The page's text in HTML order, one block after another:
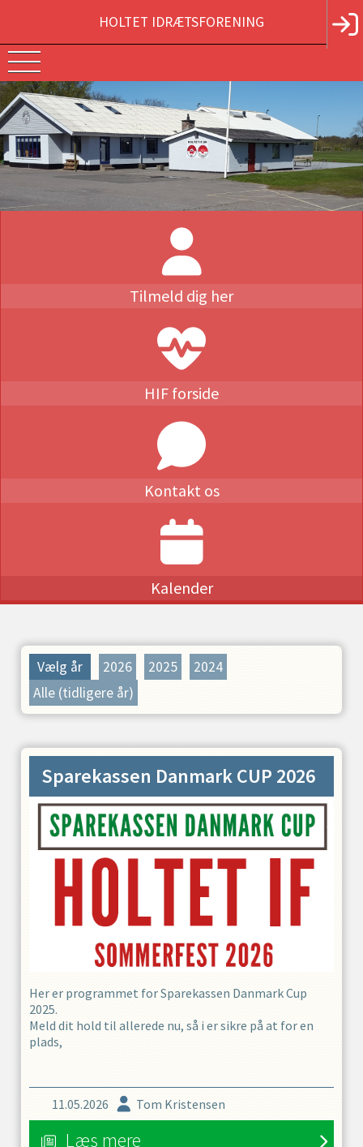
HOLTET IDRÆTSFORENING
Tilmeld dig her
HIF forside
Kontakt os
Kalender
Vælg år 2026 2025
2024
Alle (tidligere år)
Sparekassen Danmark CUP 2026
Her er programmet for Sparekassen Danmark Cup
2025.
Meld dit hold til allerede nu, så i er sikre på at for en
plads,
11.05.2026 Tom Kristensen
Læs mere